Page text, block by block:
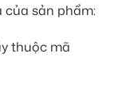
của sản phẩm:
thuộc mã